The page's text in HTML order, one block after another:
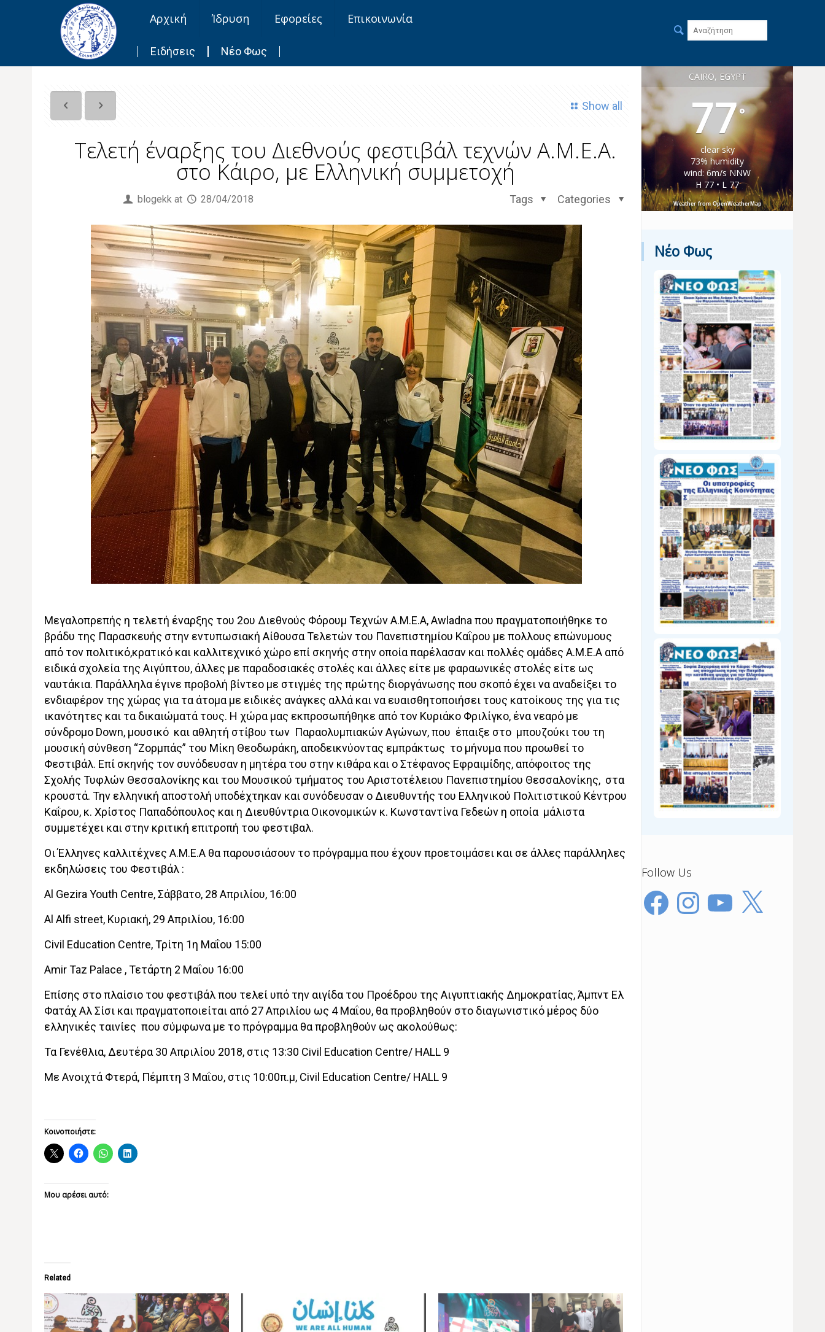
Αρχική Ίδρυση Εφορείες Επικοινωνία
Ειδήσεις Νέο Φως
Show all
Τελετή έναρξης του Διεθνούς φεστιβάλ τεχνών Α.Μ.Ε.Α.
στο Κάιρο, με Ελληνική συμμετοχή
blogekk at 28/04/2018 Categories
Tags
Μεγαλοπρεπής η τελετή έναρξης του 2ου Διεθνούς Φόρουμ Τεχνών Α.Μ.Ε.Α, Awladna που πραγματοποιήθηκε το
βράδυ της Παρασκευής στην εντυπωσιακή Αίθουσα Τελετών του Πανεπιστημίου Καΐρου με πολλους επώνυμους
από τον πολιτικό,κρατικό και καλλιτεχνικό χώρο επί σκηνής στην οποία παρέλασαν και πολλές ομάδες Α.Μ.Ε.Α από
ειδικά σχολεία της Αιγύπτου, άλλες με παραδοσιακές στολές και άλλες είτε με φαραωνικές στολές είτε ως
ναυτάκια. Παράλληλα έγινε προβολή βίντεο με στιγμές της πρώτης διοργάνωσης που σκοπό έχει να αναδείξει το
ενδιαφέρον της χώρας για τα άτομα με ειδικές ανάγκες αλλά και να ευαισθητοποιήσει τους κατοίκους της για τις
ικανότητες και τα δικαιώματά τους. Η χώρα μας εκπροσωπήθηκε από τον Κυριάκο Φριλίγκο, ένα νεαρό με
σύνδρομο Down, μουσικό και αθλητή στίβου των Παραολυμπιακών Αγώνων, που έπαιξε στο μπουζούκι του τη
μουσική σύνθεση “Ζορμπάς” του Μίκη Θεοδωράκη, αποδεικνύοντας εμπράκτως το μήνυμα που προωθεί το
Φεστιβάλ. Επί σκηνής τον συνόδευσαν η μητέρα του στην κιθάρα και ο Στέφανος Εφραιμίδης, απόφοιτος της
Σχολής Τυφλών Θεσσαλονίκης και του Μουσικού τμήματος του Αριστοτέλειου Πανεπιστημίου Θεσσαλονίκης, στα
κρουστά. Την ελληνική αποστολή υποδέχτηκαν και συνόδευσαν ο Διευθυντής του Ελληνικού Πολιτιστικού Κέντρου
Καΐρου, κ. Χρίστος Παπαδόπουλος και η Διευθύντρια Οικονομικών κ. Κωνσταντίνα Γεδεών η οποία μάλιστα
συμμετέχει και στην κριτική επιτροπή του φεστιβαλ.
Οι Έλληνες καλλιτέχνες Α.Μ.Ε.Α θα παρουσιάσουν το πρόγραμμα που έχουν προετοιμάσει και σε άλλες παράλληλες
εκδηλώσεις του Φεστιβάλ :
Al Gezira Youth Centre, Σάββατο, 28 Απριλίου, 16:00
Al Alfi street, Κυριακή, 29 Απριλίου, 16:00
Civil Education Centre, Τρίτη 1η Μαΐου 15:00
Amir Taz Palace , Τετάρτη 2 Μαΐου 16:00
Επίσης στο πλαίσιο του φεστιβάλ που τελεί υπό την αιγίδα του Προέδρου της Αιγυπτιακής Δημοκρατίας, Άμπντ Ελ
Φατάχ Αλ Σίσι και πραγματοποιείται από 27 Απριλίου ως 4 Μαΐου, θα προβληθούν στο διαγωνιστικό μέρος δύο
ελληνικές ταινίες που σύμφωνα με το πρόγραμμα θα προβληθούν ως ακολούθως:
Τα Γενέθλια, Δευτέρα 30 Απριλίου 2018, στις 13:30 Civil Education Centre/ HALL 9
Με Ανοιχτά Φτερά, Πέμπτη 3 Μαΐου, στις 10:00π.μ, Civil Education Centre/ HALL 9
Κοινοποιήστε:
Μου αρέσει αυτό:
Related
CAIRO, EGYPT
77°
clear sky
73% humidity
wind: 6m/s NNW
H 77 • L 77
Weather from OpenWeatherMap
Νέο Φως
Follow Us
FacebookInstagramYouTube
X